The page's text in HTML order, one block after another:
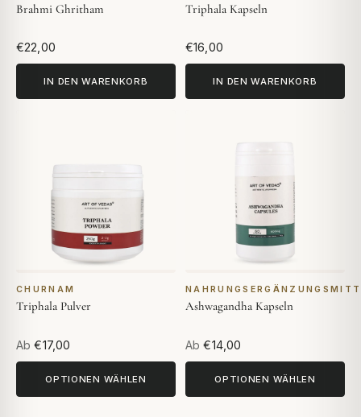
Brahmi Ghritham
€22,00
IN DEN WARENKORB
Triphala Kapseln
€16,00
IN DEN WARENKORB
CHURNAM
Triphala Pulver
Ab €17,00
OPTIONEN WÄHLEN
Ashwagandha Kapseln
Ab €14,00
OPTIONEN WÄHLEN